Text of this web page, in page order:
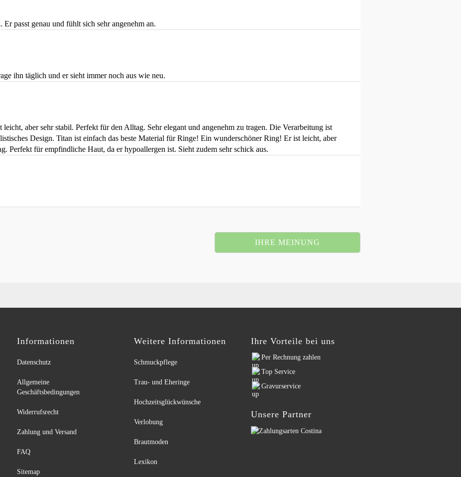
passt genau und fühlt sich sehr angenehm an.
ihn täglich und er sieht immer noch aus wie neu.
aber sehr stabil. Perfekt für den Alltag. Sehr elegant und angenehm zu tragen. Die Verarbeitung ist
Design. Titan ist einfach das beste Material für Ringe! Ein wunderschöner Ring! Er ist leicht, aber
Perfekt für empfindliche Haut, da er hypoallergen ist. Sieht zudem sehr schick aus.
IHRE MEINUNG
Informationen
Datenschutz
Allgemeine
Geschäftsbedingungen
Widerrufsrecht
Zahlung und Versand
FAQ
Sitemap
Weitere Informationen
Schmuckpflege
Trau- und Eheringe
Hochzeitsglückwünsche
Verlobung
Brautmoden
Lexikon
Ihre Vorteile bei uns
Per Rechnung zahlen
Top Service
Gravurservice
Unsere Partner